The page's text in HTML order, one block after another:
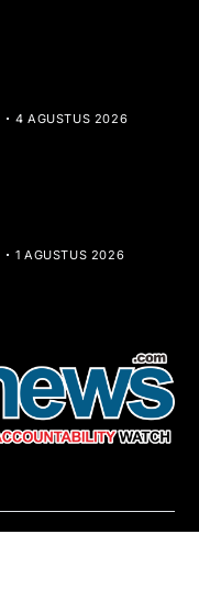
4 AGUSTUS 2026
1 AGUSTUS 2026